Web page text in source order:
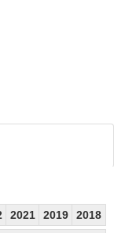
2021 2019
2018